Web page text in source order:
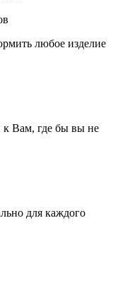
любое изделие
к Вам, где бы вы не
для каждого